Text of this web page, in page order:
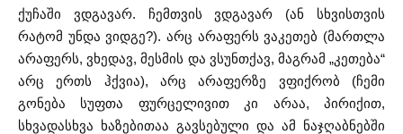
ქუჩაში ვდგავარ. ჩემთვის ვდგავარ (ან სხვისთვის
რატომ უნდა ვიდგე?). არც არაფერს ვაკეთებ (მართლა
არაფერს, ვხედავ, მესმის და ვსუნთქავ, მაგრამ „კეთება“
არც ერთს ჰქვია), არც არაფერზე ვფიქრობ (ჩემი
გონება სუფთა ფურცელივით კი არაა, პირიქით,
სხვადასხვა ხაზებითაა გავსებული და ამ ნაჯღაბნებში